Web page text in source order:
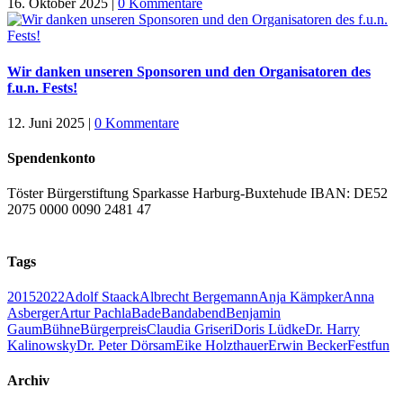
16. Oktober 2025 | 0 Kommentare
Wir danken unseren Sponsoren und den Organisatoren des
f.u.n. Fests!
12. Juni 2025 | 0 Kommentare
Spendenkonto
Töster Bürgerstiftung Sparkasse Harburg-Buxtehude IBAN: DE52
2075 0000 0090 2481 47
Tags
20152022Adolf StaackAlbrecht BergemannAnja KämpkerAnna
AsbergerArtur PachlaBadeBandabendBenjamin
GaumBühneBürgerpreisClaudia GriseriDoris LüdkeDr. Harry
KalinowskyDr. Peter DörsamEike HolzthauerErwin BeckerFestfun
Archiv